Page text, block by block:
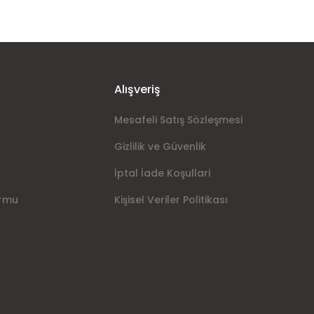
Alışveriş
Mesafeli Satış Sözleşmesi
Gizlilik ve Güvenlik
İptal İade Koşullari
Kişisel Veriler Politikası